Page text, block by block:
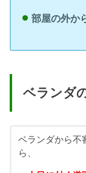
部屋の外か
ベランダ
ベランダから不
ら、